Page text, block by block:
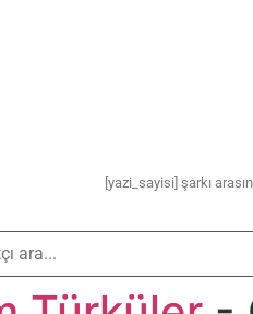
[yazi_sayisi] şarkı